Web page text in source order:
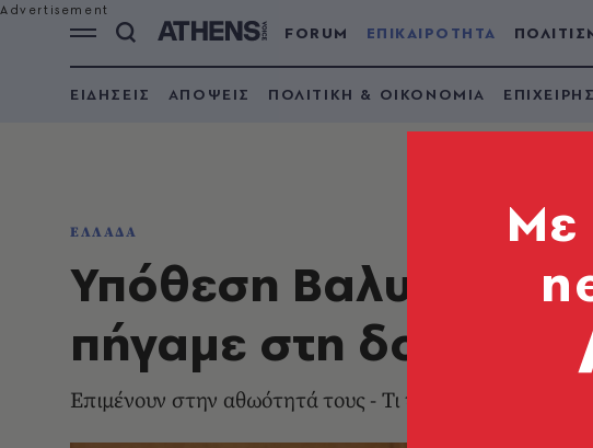
FORUM ΕΠΙΚΑΙΡΟΤΗΤΑ
ΕΙΔΗΣΕΙΣ ΑΠΟΨΕΙΣ ΠΟΛΙΤΙΚΗ & ΟΙΚΟΝΟΜΙΑ
ΕΛΛΑΔΑ
Υπόθεση Βαλυράκη:
πήγαμε στη
Επιμένουν στην αθωότητά τους - Τι υποστηρίζει ο ένας